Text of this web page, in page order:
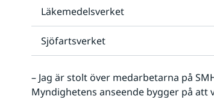
Läkemedelsverket
Sjöfartsverket
– Jag är stolt över medarbetarna på
Myndighetens anseende bygger på